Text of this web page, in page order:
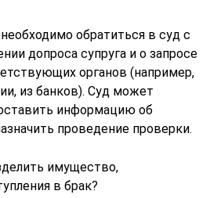
обратиться в суд с
допроса супруга и о запросе
органов (например,
из банков). Суд может
информацию об
проведение проверки.
имущество,
в брак?